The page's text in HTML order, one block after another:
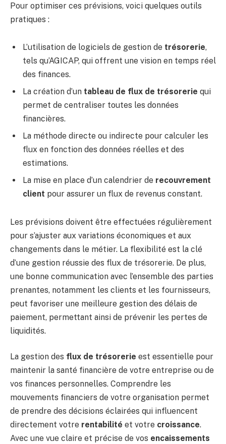
Pour optimiser ces prévisions, voici quelques outils
pratiques :
L’utilisation de logiciels de gestion de trésorerie,
tels qu’AGICAP, qui offrent une vision en temps réel
des finances.
La création d’un tableau de flux de trésorerie qui
permet de centraliser toutes les données
financières.
La méthode directe ou indirecte pour calculer les
flux en fonction des données réelles et des
estimations.
La mise en place d’un calendrier de recouvrement
client pour assurer un flux de revenus constant.
Les prévisions doivent être effectuées régulièrement
pour s’ajuster aux variations économiques et aux
changements dans le métier. La flexibilité est la clé
d’une gestion réussie des flux de trésorerie. De plus,
une bonne communication avec l’ensemble des parties
prenantes, notamment les clients et les fournisseurs,
peut favoriser une meilleure gestion des délais de
paiement, permettant ainsi de prévenir les pertes de
liquidités.
La gestion des flux de trésorerie est essentielle pour
maintenir la santé financière de votre entreprise ou de
vos finances personnelles. Comprendre les
mouvements financiers de votre organisation permet
de prendre des décisions éclairées qui influencent
directement votre rentabilité et votre croissance.
Avec une vue claire et précise de vos encaissements